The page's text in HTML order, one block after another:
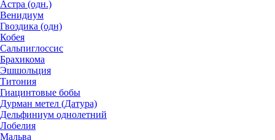
Астра (одн.)
Венидиум
Гвоздика (одн)
Кобея
Сальпиглоссис
Брахикома
Эшшольция
Титония
Гиацинтовые бобы
Дурман метел (Датура)
Дельфиниум однолетний
Лобелия
Мальва